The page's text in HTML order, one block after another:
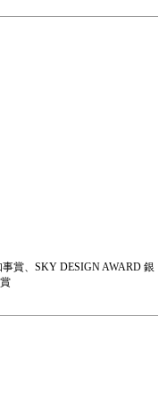
賞、SKY DESIGN AWARD 銀